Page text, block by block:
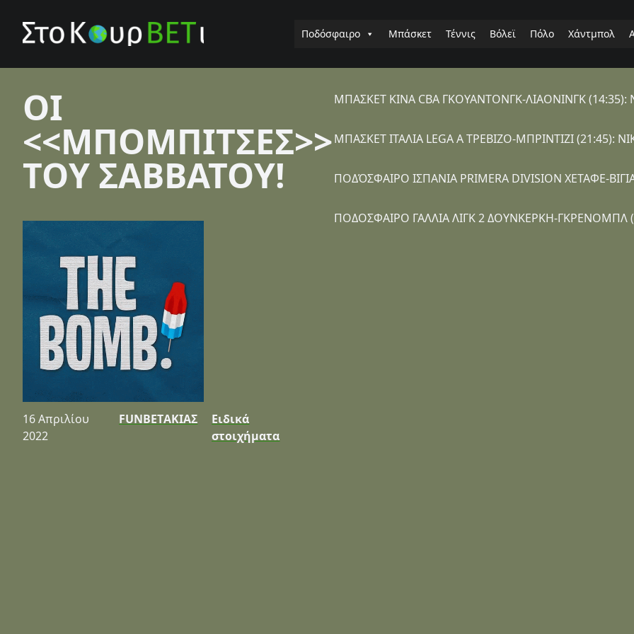
Ποδόσφαιρο Μπάσκετ Τέννις Βόλεϊ Πόλο Χάντμπολ
ΟΙ
<<ΜΠΟΜΠΙΤΣΕΣ>>
ΤΟΥ ΣΑΒΒΑΤΟΥ!
16 Απριλίου
2022
FUNBETΑΚΙΑΣ
Ειδικά
στοιχήματα
ΜΠΑΣΚΕΤ ΚΙΝΑ CBA ΓΚΟΥΑΝΤΟΝΓΚ-ΛΙΑΟΝΙΝΓΚ
ΜΠΑΣΚΕΤ ΙΤΑΛΙΑ LEGA A ΤΡΕΒΙΖΟ-ΜΠΡΙΝΤΙΖΙ
ΠΟΔΌΣΦΑΙΡΟ ΙΣΠΑΝΙΑ PRIMERA DIVISION ΧΕΤΑΦΕ-
ΠΟΔΟΣΦΑΙΡΟ ΓΑΛΛΙΑ ΛΙΓΚ 2 ΔΟΥΝΚΕΡΚΗ-ΓΚΡΕΝΟΜΠΛ